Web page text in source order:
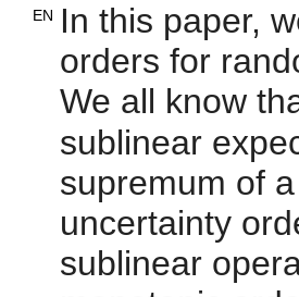
EN
In this paper,
orders for
We all know
sublinear
supremum of
uncertainty
sublinear